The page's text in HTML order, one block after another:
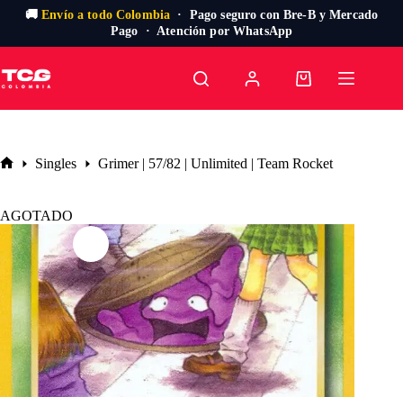
🚚Envío a todo Colombia · Pago seguro con Bre-B y Mercado
Pago · Atención por WhatsApp
al
contenido
Carro
Singles Grimer | 57/82 | Unlimited | Team Rocket
AGOTADO